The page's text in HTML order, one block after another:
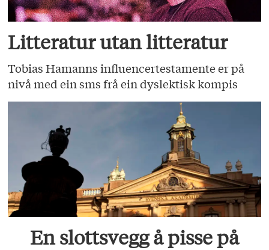
Litteratur utan litteratur
Tobias Hamanns influencertestamente er på
nivå med ein sms frå ein dyslektisk kompis
En slottsvegg å pisse på